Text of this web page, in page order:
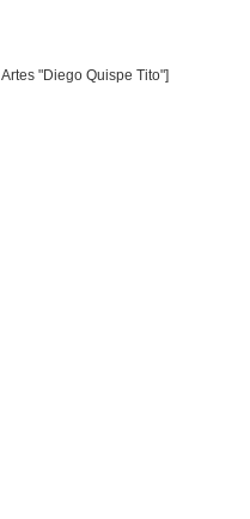
"Diego Quispe Tito"]